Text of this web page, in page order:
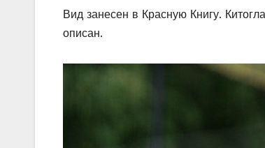
Вид занесен в Красную Книгу.
описан.